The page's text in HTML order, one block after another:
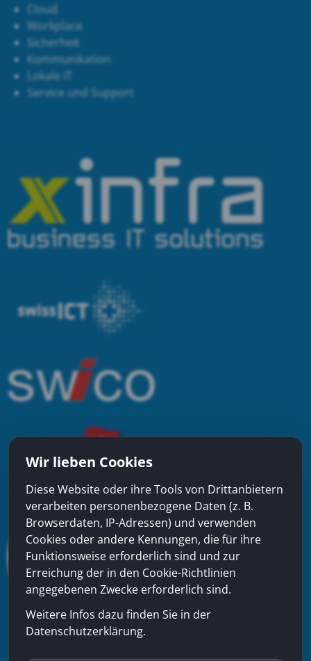
Cloud
Workplace
Sicherheit
Kommunikation
Lokale IT
Service und Support
Wir lieben Cookies
Diese Website oder ihre Tools von Drittanbietern
verarbeiten personenbezogene Daten (z. B.
Browserdaten, IP-Adressen) und verwenden
Cookies oder andere Kennungen, die für ihre
Funktionsweise erforderlich sind und zur
Erreichung der in den Cookie-Richtlinien
angegebenen Zwecke erforderlich sind.
Weitere Infos dazu finden Sie in der
Datenschutzerklärung.